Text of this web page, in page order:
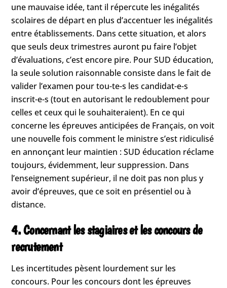
une mauvaise idée, tant il répercute les inégalités
scolaires de départ en plus d’accentuer les inégalités
entre établissements. Dans cette situation, et alors
que seuls deux trimestres auront pu faire l’objet
d’évaluations, c’est encore pire. Pour SUD éducation,
la seule solution raisonnable consiste dans le fait de
valider l’examen pour tou-te-s les candidat-e-s
inscrit-e-s (tout en autorisant le redoublement pour
celles et ceux qui le souhaiteraient). En ce qui
concerne les épreuves anticipées de Français, on voit
une nouvelle fois comment le ministre s’est ridiculisé
en annonçant leur maintien : SUD éducation réclame
toujours, évidemment, leur suppression. Dans
l’enseignement supérieur, il ne doit pas non plus y
avoir d’épreuves, que ce soit en présentiel ou à
distance.
4. Concernant les stagiaires et les concours de
recrutement
Les incertitudes pèsent lourdement sur les
concours. Pour les concours dont les épreuves